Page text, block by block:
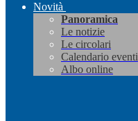
Novità
Panoramica
Le notizie
Le circolari
Calendario eventi
Albo online